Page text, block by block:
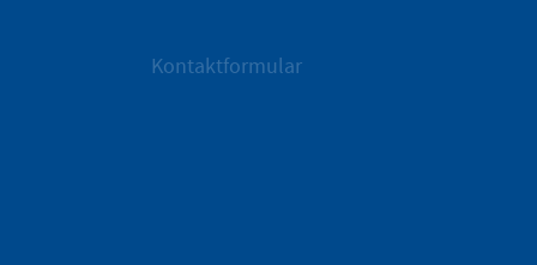
Kontaktformular